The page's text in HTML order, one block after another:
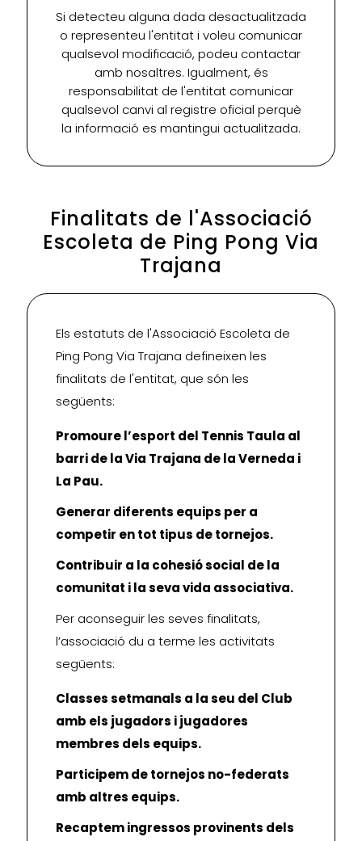
Si detecteu alguna dada desactualitzada
o representeu l'entitat i voleu comunicar
qualsevol modificació, podeu contactar
amb nosaltres. Igualment, és
responsabilitat de l'entitat comunicar
qualsevol canvi al registre oficial perquè
la informació es mantingui actualitzada.
Finalitats de l'Associació
Escoleta de Ping Pong Via
Trajana
Els estatuts de l'Associació Escoleta de
Ping Pong Via Trajana defineixen les
finalitats de l'entitat, que són les
següents:
Promoure l’esport del Tennis Taula al
barri de la Via Trajana de la Verneda i
La Pau.
Generar diferents equips per a
competir en tot tipus de tornejos.
Contribuir a la cohesió social de la
comunitat i la seva vida associativa.
Per aconseguir les seves finalitats,
l’associació du a terme les activitats
següents:
Classes setmanals a la seu del Club
amb els jugadors i jugadores
membres dels equips.
Participem de tornejos no-federats
amb altres equips.
Recaptem ingressos provinents dels